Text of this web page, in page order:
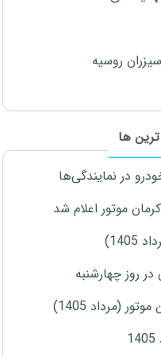
روسیه
ها
(مرداد 1405)